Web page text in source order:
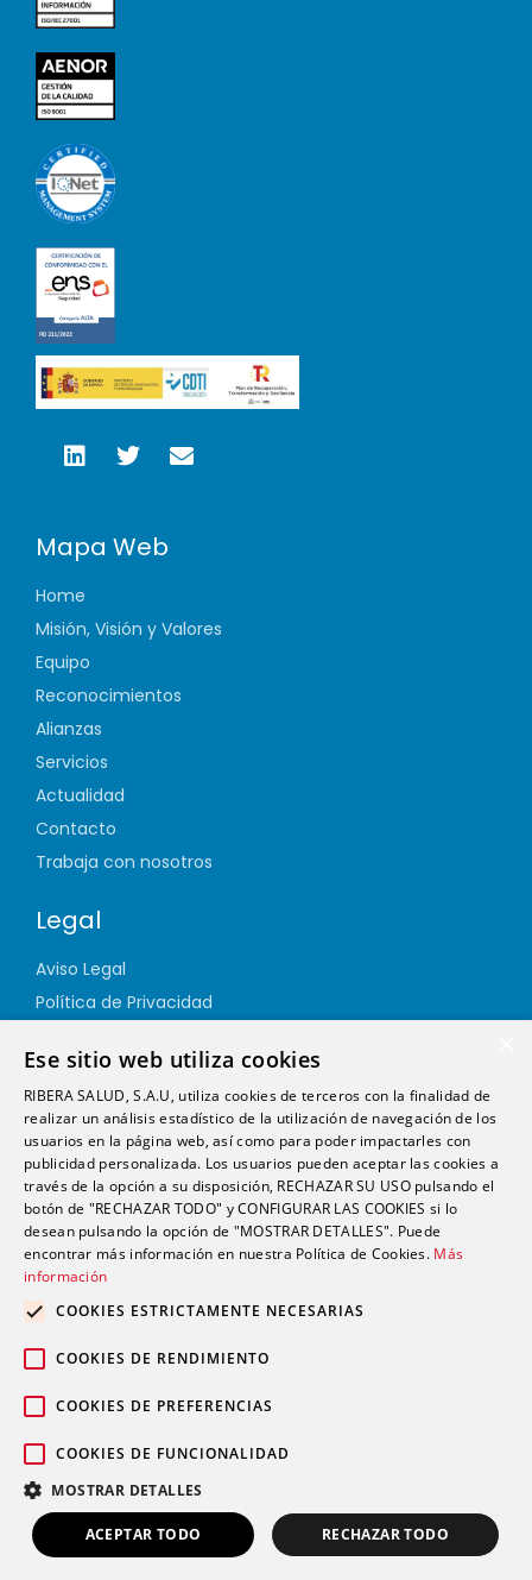
Mapa Web
Home
Misión, Visión y Valores
Equipo
Reconocimientos
Alianzas
Servicios
Actualidad
Contacto
Trabaja con nosotros
Legal
Aviso Legal
Política de Privacidad
Política de Calidad
Política de Seguridad
Canal Ético
Dirección
info@futurshealth.com
planta Elche 03203 (Alicante)
English
Español
Copyright 2026. Futurs Health. v 4.0.
Ese sitio web utiliza cookies
RIBERA SALUD, S.A.U, utiliza cookies de terceros con la finalidad de
realizar un análisis estadístico de la utilización de navegación de los
usuarios en la página web, así como para poder impactarles con
publicidad personalizada. Los usuarios pueden aceptar las cookies a
través de la opción a su disposición, RECHAZAR SU USO pulsando el
botón de "RECHAZAR TODO" y CONFIGURAR LAS COOKIES si lo
desean pulsando la opción de "MOSTRAR DETALLES". Puede
encontrar más información en nuestra Política de Cookies. Más
información
COOKIES ESTRICTAMENTE NECESARIAS
COOKIES DE RENDIMIENTO
COOKIES DE PREFERENCIAS
COOKIES DE FUNCIONALIDAD
MOSTRAR DETALLES
ACEPTAR TODO RECHAZAR TODO